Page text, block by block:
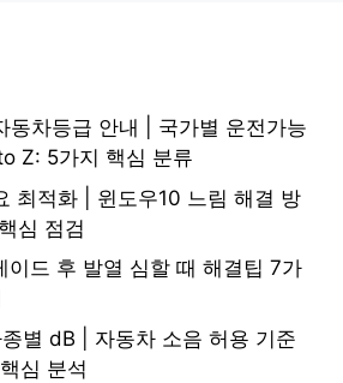
동차등급 안내 | 국가별 운전가능
Z: 5가지 핵심 분류
최적화 | 윈도우10 느림 해결 방
심 점검
이드 후 발열 심할 때 해결팁 7가
별 dB | 자동차 소음 허용 기준
심 분석